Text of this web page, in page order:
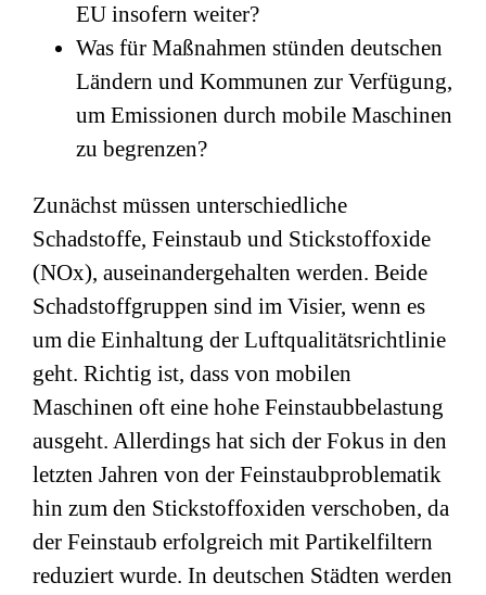
EU insofern weiter?
Was für Maßnahmen stünden deutschen
Ländern und Kommunen zur Verfügung,
um Emissionen durch mobile Maschinen
zu begrenzen?
Zunächst müssen unterschiedliche
Schadstoffe, Feinstaub und Stickstoffoxide
(NOx), auseinandergehalten werden. Beide
Schadstoffgruppen sind im Visier, wenn es
um die Einhaltung der Luftqualitätsrichtlinie
geht. Richtig ist, dass von mobilen
Maschinen oft eine hohe Feinstaubbelastung
ausgeht. Allerdings hat sich der Fokus in den
letzten Jahren von der Feinstaubproblematik
hin zum den Stickstoffoxiden verschoben, da
der Feinstaub erfolgreich mit Partikelfiltern
reduziert wurde. In deutschen Städten werden